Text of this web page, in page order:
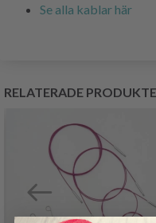
Se alla kablar här
RELATERADE